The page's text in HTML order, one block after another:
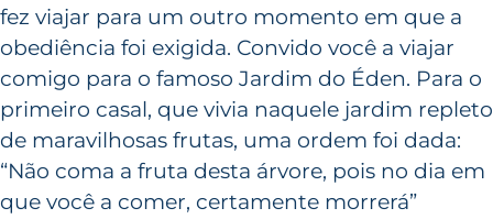
fez viajar para um outro momento em que a
obediência foi exigida. Convido você a viajar
comigo para o famoso Jardim do Éden. Para o
primeiro casal, que vivia naquele jardim repleto
de maravilhosas frutas, uma ordem foi dada:
“Não coma a fruta desta árvore, pois no dia em
que você a comer, certamente morrerá”